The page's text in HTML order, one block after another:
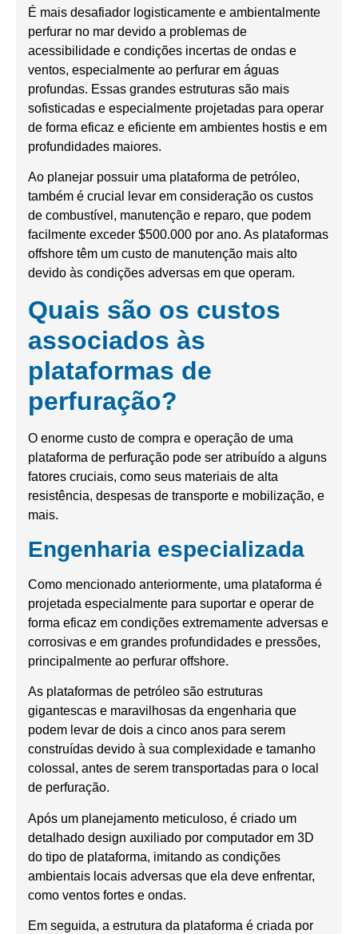
É mais desafiador logisticamente e ambientalmente
perfurar no mar devido a problemas de
acessibilidade e condições incertas de ondas e
ventos, especialmente ao perfurar em águas
profundas. Essas grandes estruturas são mais
sofisticadas e especialmente projetadas para operar
de forma eficaz e eficiente em ambientes hostis e em
profundidades maiores.
Ao planejar possuir uma plataforma de petróleo,
também é crucial levar em consideração os custos
de combustível, manutenção e reparo, que podem
facilmente exceder $500.000 por ano. As plataformas
offshore têm um custo de manutenção mais alto
devido às condições adversas em que operam.
Quais são os custos
associados às
plataformas de
perfuração?
O enorme custo de compra e operação de uma
plataforma de perfuração pode ser atribuído a alguns
fatores cruciais, como seus materiais de alta
resistência, despesas de transporte e mobilização, e
mais.
Engenharia especializada
Como mencionado anteriormente, uma plataforma é
projetada especialmente para suportar e operar de
forma eficaz em condições extremamente adversas e
corrosivas e em grandes profundidades e pressões,
principalmente ao perfurar offshore.
As plataformas de petróleo são estruturas
gigantescas e maravilhosas da engenharia que
podem levar de dois a cinco anos para serem
construídas devido à sua complexidade e tamanho
colossal, antes de serem transportadas para o local
de perfuração.
Após um planejamento meticuloso, é criado um
detalhado design auxiliado por computador em 3D
do tipo de plataforma, imitando as condições
ambientais locais adversas que ela deve enfrentar,
como ventos fortes e ondas.
Em seguida, a estrutura da plataforma é criada por